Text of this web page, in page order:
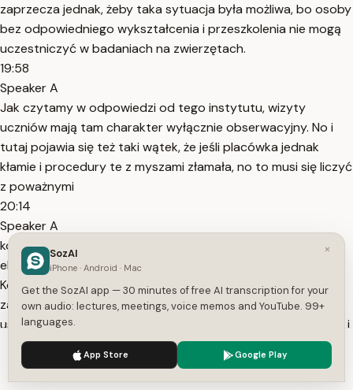
zaprzecza jednak, żeby taka sytuacja była możliwa, bo osoby
bez odpowiedniego wykształcenia i przeszkolenia nie mogą
uczestniczyć w badaniach na zwierzętach.
19:58
Speaker A
Jak czytamy w odpowiedzi od tego instytutu, wizyty
uczniów mają tam charakter wyłącznie obserwacyjny. No i
tutaj pojawia się też taki wątek, że jeśli placówka jednak
kłamie i procedury te z myszami złamała, no to musi się liczyć
z poważnymi
20:14
Speaker A
konsekwencjami, na przykład odmową zgód na kolejne
eksperymenty. Słowa jednak mają znaczenie. Dokonania
Korneli po przyznaniu jej odznaczenia przez prezydenta
zaczęli weryfikować internauci z forum Wanda. Potem
ustalenia zostały przeniesione także do wątków na wykopie i
redicie. Yyy, no i
20:35
Speaker A
We use cookies to enhance your experience.
×
SozAI
iPhone · Android · Mac
Get the SozAI app — 30 minutes of free AI transcription for your
own audio: lectures, meetings, voice memos and YouTube. 99+
languages.
App Store Google Play